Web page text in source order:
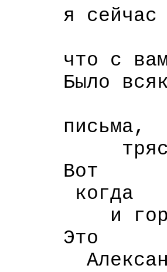
я сейчас
утром
что с вами
Было
и под
письма,
тряски
Вот
когда
и
Это